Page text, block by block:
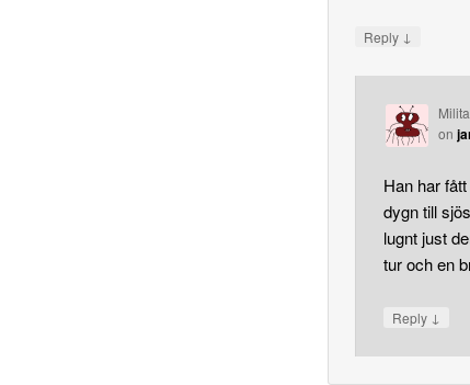
Reply ↓
on
Han har
dygn till
lugnt just
tur och en
Reply ↓